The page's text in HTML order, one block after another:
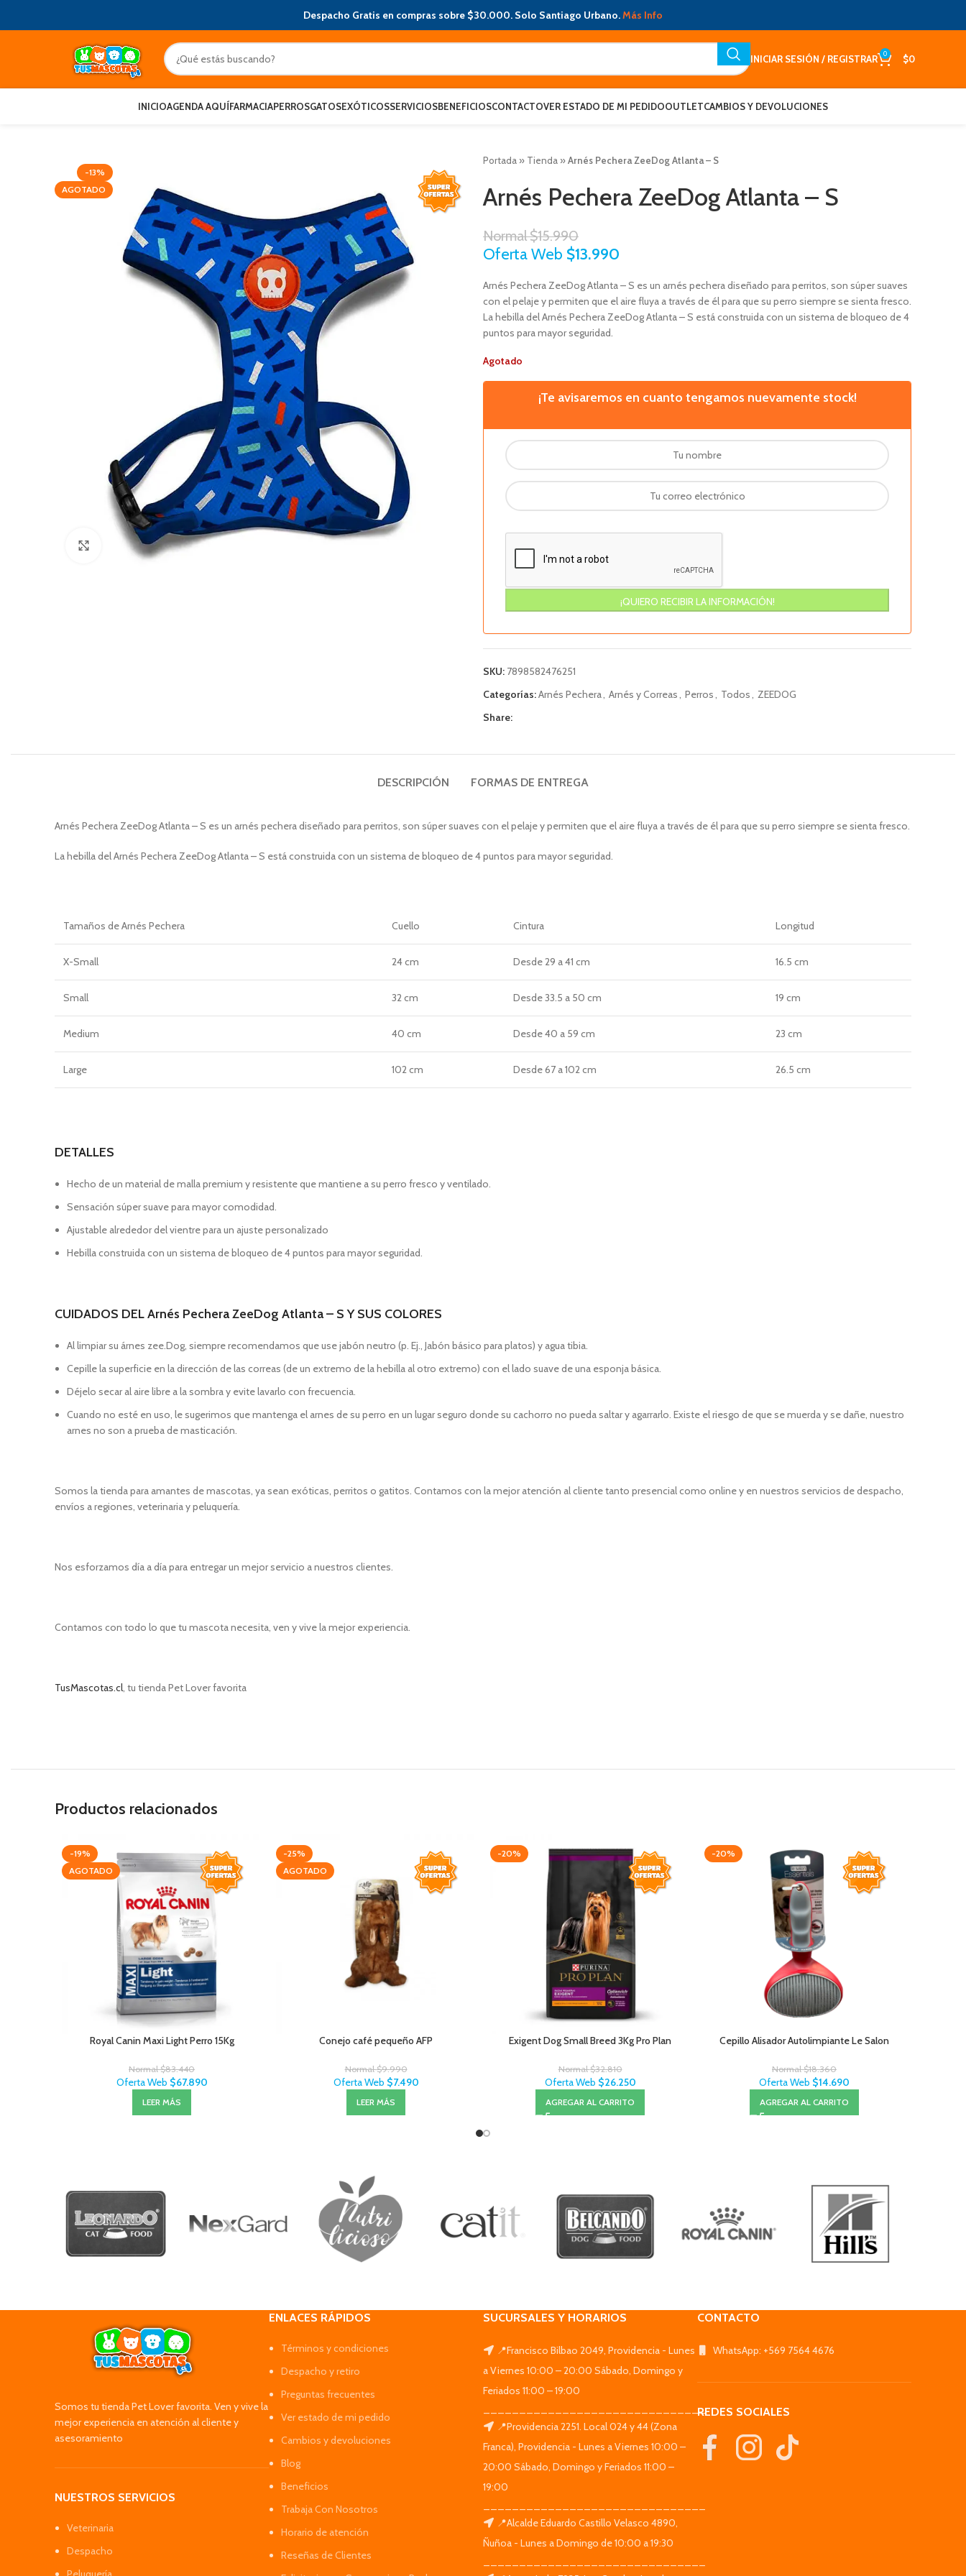
Despacho Gratis en compras sobre $30.000. Solo Santiago Urbano.Más Info
INICIAR SESIÓN / REGISTRAR 0 $0
INICIOAGENDA AQUÍFARMACIAPERROSGATOSEXÓTICOSSERVICIOSBENEFICIOSCONTACTOVER ESTADO DE MI PEDIDOOUTLETCAMBIOS Y DEVOLUCIONES
-13%
AGOTADO
Click to enlarge
Portada » Tienda »Arnés Pechera ZeeDog Atlanta – S
Arnés Pechera ZeeDog Atlanta – S
Normal$15.990
Oferta Web $13.990
Arnés Pechera ZeeDog Atlanta – S es un arnés pechera diseñado para perritos, son súper suaves
con el pelaje y permiten que el aire fluya a través de él para que su perro siempre se sienta fresco.
La hebilla del Arnés Pechera ZeeDog Atlanta – S está construida con un sistema de bloqueo de 4
puntos para mayor seguridad.
Agotado
¡Te avisaremos en cuanto tengamos nuevamente stock!
SKU: 7898582476251
Categorías:Arnés Pechera, Arnés y Correas, Perros, Todos, ZEEDOG
Share:
DESCRIPCIÓN FORMAS DE ENTREGA
Arnés Pechera ZeeDog Atlanta – S es un arnés pechera diseñado para perritos, son súper suaves con el pelaje y permiten que el aire fluya a través de él para que su perro siempre se sienta fresco.
La hebilla del Arnés Pechera ZeeDog Atlanta – S está construida con un sistema de bloqueo de 4 puntos para mayor seguridad.
Tamaños de Arnés Pechera Cuello Cintura Longitud
X-Small 24 cm Desde 29 a 41 cm 16.5 cm
Small 32 cm Desde 33.5 a 50 cm 19 cm
Medium 40 cm Desde 40 a 59 cm 23 cm
Large 102 cm Desde 67 a 102 cm 26.5 cm
DETALLES
Hecho de un material de malla premium y resistente que mantiene a su perro fresco y ventilado.
Sensación súper suave para mayor comodidad.
Ajustable alrededor del vientre para un ajuste personalizado
Hebilla construida con un sistema de bloqueo de 4 puntos para mayor seguridad.
CUIDADOS DEL Arnés Pechera ZeeDog Atlanta – S Y SUS COLORES
Al limpiar su árnes zee.Dog, siempre recomendamos que use jabón neutro (p. Ej., Jabón básico para platos) y agua tibia.
Cepille la superficie en la dirección de las correas (de un extremo de la hebilla al otro extremo) con el lado suave de una esponja básica.
Déjelo secar al aire libre a la sombra y evite lavarlo con frecuencia.
Cuando no esté en uso, le sugerimos que mantenga el arnes de su perro en un lugar seguro donde su cachorro no pueda saltar y agarrarlo. Existe el riesgo de que se muerda y se dañe, nuestro
arnes no son a prueba de masticación.
Somos la tienda para amantes de mascotas, ya sean exóticas, perritos o gatitos. Contamos con la mejor atención al cliente tanto presencial como online y en nuestros servicios de despacho,
envíos a regiones, veterinaria y peluquería.
Nos esforzamos día a día para entregar un mejor servicio a nuestros clientes.
Contamos con todo lo que tu mascota necesita, ven y vive la mejor experiencia.
TusMascotas.cl, tu tienda Pet Lover favorita
Productos relacionados
-19%
AGOTADO
Royal Canin Maxi Light Perro 15Kg
Normal$83.440
Oferta Web $67.890
LEER MÁS
-25%
AGOTADO
Conejo café pequeño AFP
Normal$9.990
Oferta Web $7.490
LEER MÁS
-20%
Exigent Dog Small Breed 3Kg Pro Plan
Normal$32.810
Oferta Web $26.250
AGREGAR AL CARRITO
-20%
Cepillo Alisador Autolimpiante Le Salon
Normal$18.360
Oferta Web $14.690
AGREGAR AL CARRITO
Somos tu tienda Pet Lover favorita. Ven y vive la
mejor experiencia en atención al cliente y
asesoramiento
NUESTROS SERVICIOS
Veterinaria
Despacho
ENLACES RÁPIDOS
Términos y condiciones
Despacho y retiro
Preguntas frecuentes
Ver estado de mi pedido
Cambios y devoluciones
Blog
Beneficios
Trabaja Con Nosotros
Horario de atención
Reseñas de Clientes
SUCURSALES Y HORARIOS
📍Francisco Bilbao 2049, Providencia - Lunes
a Viernes 10:00 – 20:00 Sábado, Domingo y
Feriados 11:00 – 19:00
_______________________________
📍Providencia 2251. Local 024 y 44 (Zona
Franca), Providencia - Lunes a Viernes 10:00 –
20:00 Sábado, Domingo y Feriados 11:00 –
19:00
📍Alcalde Eduardo Castillo Velasco 4890,
Ñuñoa - Lunes a Domingo de 10:00 a 19:30
CONTACTO
WhatsApp: +569 7564 4676
REDES SOCIALES